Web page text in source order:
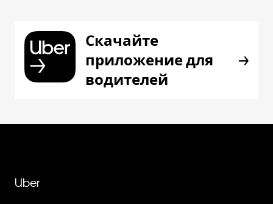
Скачайте
приложение для
водителей
Uber